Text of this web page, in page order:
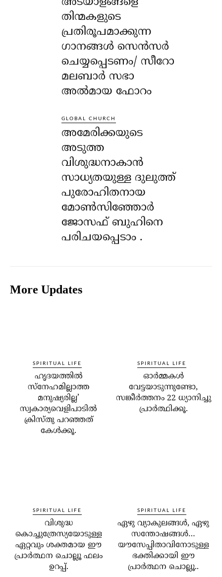
തിന്മകളുടെ
പ്രതിരൂപമാക്കുന്ന
ഗാനങ്ങൾ സെൻസർ
ചെയ്യപ്പെടണം/ സീറോ
മലബാർ സഭാ
അൽമായ ഫോറം
GLOBAL CHURCH
അമേരിക്കയുടെ
അടുത്ത
വിശുദ്ധനാകാൻ
സാധ്യതയുള്ള ദുലുത്ത്
പുരോഹിതനായ
മോൺസിഞ്ഞോർ
ജോസഫ് ബുഹിനെ
പരിചയപ്പെടാം .
More Updates
SPIRITUAL LIFE
ഹൃദയത്തില്‍
സ്‌നേഹമില്ലാത്ത
മനുഷ്യരില്ല’
സ്വകാര്യവെളിപാടില്‍
ക്രിസ്തു പറഞ്ഞത്
കേള്‍ക്കൂ.
SPIRITUAL LIFE
ഓര്‍മ്മകള്‍
വേട്ടയാടുന്നുണ്ടോ,
സങ്കീര്‍ത്തനം 22 ധ്യാനിച്ചു
പ്രാര്‍ത്ഥിക്കൂ.
SPIRITUAL LIFE
വിശുദ്ധ
കൊച്ചുത്രേസ്യയോടുള്ള
ഏറ്റവും ശക്തമായ ഈ
പ്രാര്‍ത്ഥന ചൊല്ലൂ ഫലം
ഉറപ്പ്.
SPIRITUAL LIFE
ഏഴു വ്യാകുലങ്ങള്‍, ഏഴു
സന്തോഷങ്ങള്‍…
യൗസേപ്പിതാവിനോടുള്ള
ഭക്തിക്കായി ഈ
പ്രാര്‍ത്ഥന ചൊല്ലൂ..